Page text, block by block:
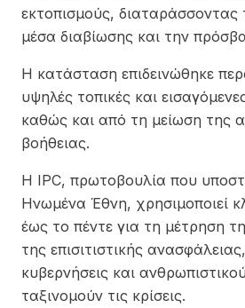
εκτοπισμούς,
μέσα διαβίωσης και την
Η κατάσταση επιδεινώθηκε
υψηλές τοπικές και
καθώς και από τη μείωση της
βοήθειας.
Η IPC, πρωτοβουλία που
Ηνωμένα Έθνη, χρησιμοποιεί
έως το πέντε για τη μέτρηση
της επισιτιστικής
κυβερνήσεις και
ταξινομούν τις κρίσεις.